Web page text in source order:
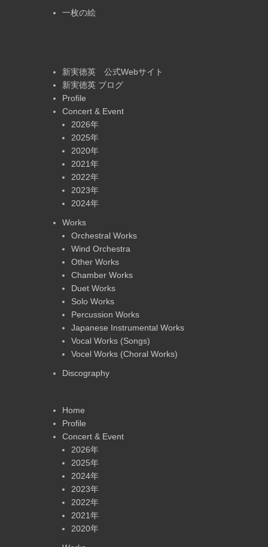
一枚の絵
新実徳英 公式Webサイト
新実徳英 ブログ
Profile
Concert & Event
2026年
2025年
2020年
2021年
2022年
2023年
2024年
Works
Orchestral Works
Wind Orchestra
Other Works
Chamber Works
Duet Works
Solo Works
Percussion Works
Japanese Instrumental Works
Vocal Works (Songs)
Vocel Works (Choral Works)
Discography
Home
Profile
Concert & Event
2026年
2025年
2024年
2023年
2022年
2021年
2020年